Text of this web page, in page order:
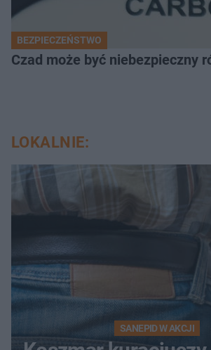
BEZPIECZEŃSTWO
Czad może być niebezpieczny
LOKALNIE:
SANEPID W AKCJI